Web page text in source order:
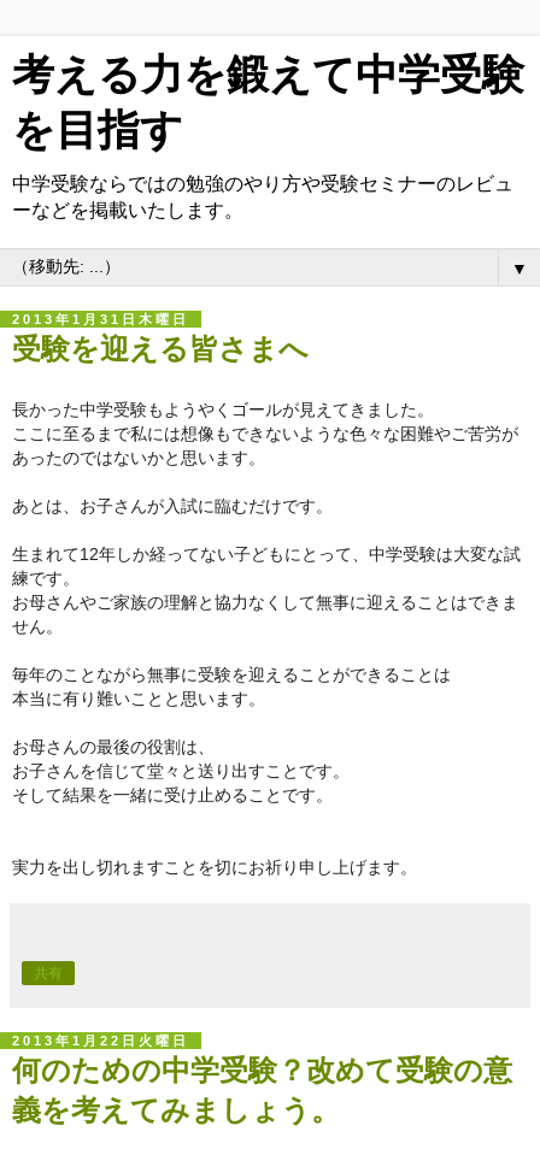
考える力を鍛えて中学受験
を目指す
中学受験ならではの勉強のやり方や受験セミナーのレビュ
ーなどを掲載いたします。
▼
2013年1月31日木曜日
受験を迎える皆さまへ
長かった中学受験もようやくゴールが見えてきました。
ここに至るまで私には想像もできないような色々な困難やご苦労が
あったのではないかと思います。
あとは、お子さんが入試に臨むだけです。
生まれて12年しか経ってない子どもにとって、 中学受験は大変な試
練です。
お母さんやご家族の理解と協力なくして無事に迎えることはできま
せん。
毎年のことながら無事に受験を迎えることができることは
本当に有り難いことと思います。
お母さんの最後の役割は、
お子さんを信じて堂々と送り出すことです。
そして結果を一緒に受け止めることです。
実力を出し切れますことを切にお祈り申し上げます。
共有
2013年1月22日火曜日
何のための中学受験？改めて受験の意
義を考えてみましょう。